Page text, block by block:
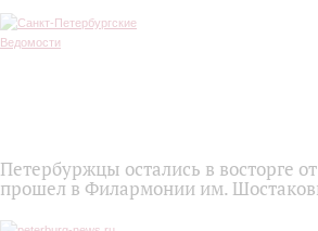
Петербуржцы остались в восторге
прошел в Филармонии им.